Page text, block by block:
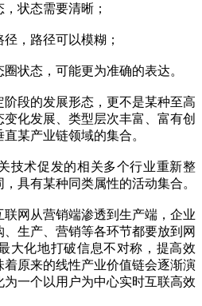
状态需要清晰；
，路径可以模糊；
状态，可能更为准确的表达。
段的发展形态，更不是某种至高
化发展、类型层次丰富、富有创
某产业链领域的集合。
技术促发的相关多个行业重新整
具有某种同类属性的活动集合。
网从营销端渗透到生产端，企业
生产、营销等各环节都要放到网
大化地打破信息不对称，提高效
原来的线性产业价值链会逐渐演
一个以用户为中心实时互联高效